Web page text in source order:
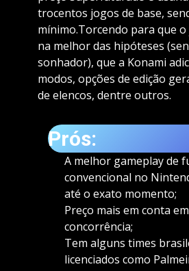
trocentos jogos de base,
mínimo.Torcendo para que
na melhor das hipóteses
sonhador), que a Konami
modos, opções de edição
de elencos, dentre outros.
Prós:
A melhor gameplay de
convencional no
até o exato momento;
Preço mais em conta
concorrência;
Tem alguns times
licenciados como